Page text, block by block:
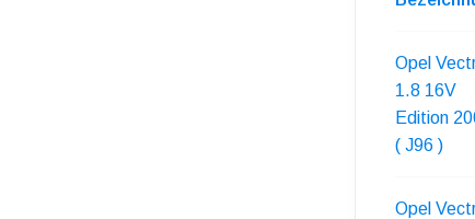
Opel
1.8 16V
Edition
( J96 )
Opel